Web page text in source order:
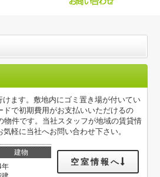
ます。敷地内にゴミ置き場が付いてい
で初期費用がお支払いいただけるの
件です。当社スタッフが地域の賃貸情
軽に当社へお問い合わせ下さい。
建物
年
空室情報へ